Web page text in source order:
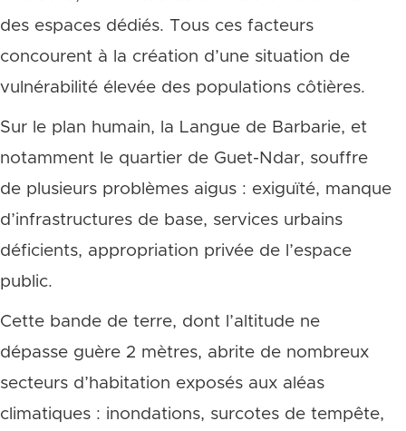
des espaces dédiés. Tous ces facteurs
concourent à la création d’une situation de
vulnérabilité élevée des populations côtières.
Sur le plan humain, la Langue de Barbarie, et
notamment le quartier de Guet-Ndar, souffre
de plusieurs problèmes aigus : exiguïté, manque
d’infrastructures de base, services urbains
déficients, appropriation privée de l’espace
public.
Cette bande de terre, dont l’altitude ne
dépasse guère 2 mètres, abrite de nombreux
secteurs d’habitation exposés aux aléas
climatiques : inondations, surcotes de tempête,